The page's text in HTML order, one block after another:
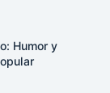
Humor y